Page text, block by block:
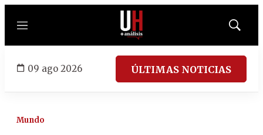
Menú
Mostrar
09 ago 2026 ÚLTIMAS NOTICIAS
Mundo